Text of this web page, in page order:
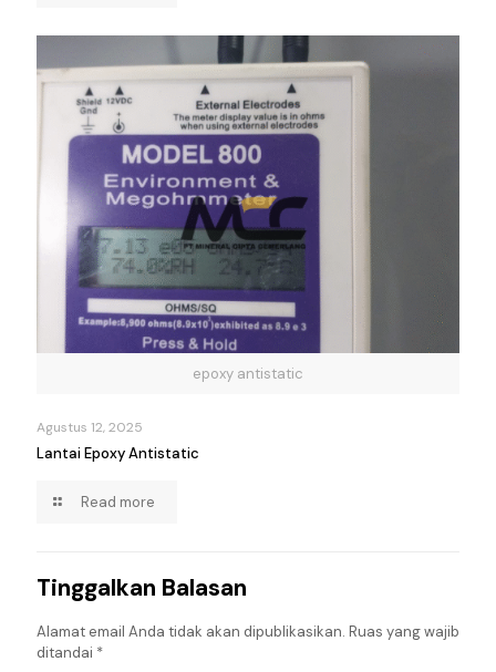
epoxy antistatic
Agustus 12, 2025
Lantai Epoxy Antistatic
Read more
Tinggalkan Balasan
Alamat email Anda tidak akan dipublikasikan. Ruas yang wajib
ditandai *